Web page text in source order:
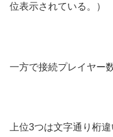
位表示されている。）
一方で接続プレイヤー
上位3つは文字通り桁